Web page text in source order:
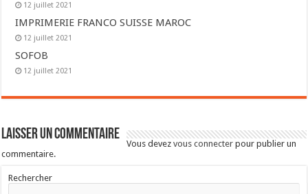
12 juillet 2021
IMPRIMERIE FRANCO SUISSE MAROC
12 juillet 2021
SOFOB
12 juillet 2021
Laisser un commentaire
Vous devezvous connecter pour publier un
commentaire.
Rechercher